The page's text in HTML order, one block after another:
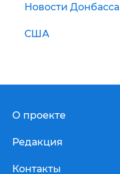
Новости Донбасса
США
О проекте
Редакция
Контакты